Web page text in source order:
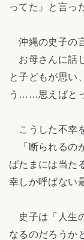
ってた』と言っ
沖縄の史子の
お母さんに話
と子どもが思い
う……思えばと
こうした不幸
「断られるの
ばたまには当た
幸しか呼ばない
史子は「人生
なるのだろうか